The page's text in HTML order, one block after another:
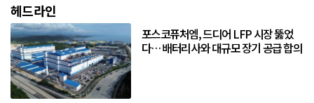
헤드라인
포스코퓨처엠, 드디어 LFP 시장 뚫었
다… 배터리사와 대규모 장기 공급 합의